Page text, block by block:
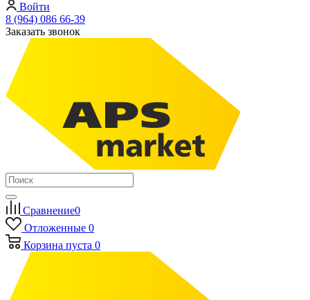
Войти
8 (964) 086 66-39
Заказать звонок
Сравнение0
Отложенные 0
Корзина пуста 0